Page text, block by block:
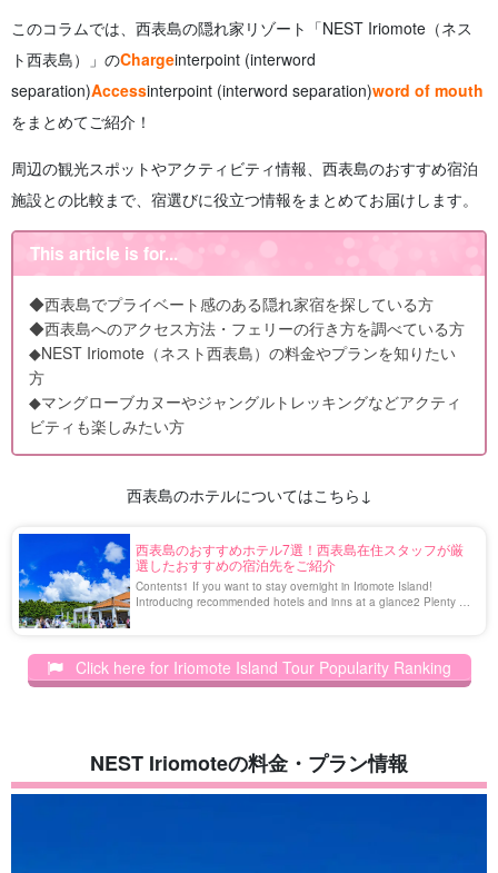
9summary
このコラムでは、西表島の隠れ家リゾート「NEST Iriomote（ネス
ト西表島）」のChargeinterpoint (interword
separation)Accessinterpoint (interword separation)word of mouth
をまとめてご紹介！
周辺の観光スポットやアクティビティ情報、西表島のおすすめ宿泊
施設との比較まで、宿選びに役立つ情報をまとめてお届けします。
This article is for...
◆西表島でプライベート感のある隠れ家宿を探している方
◆西表島へのアクセス方法・フェリーの行き方を調べている方
◆NEST Iriomote（ネスト西表島）の料金やプランを知りたい
方
◆マングローブカヌーやジャングルトレッキングなどアクティ
ビティも楽しみたい方
西表島のホテルについてはこちら↓
西表島のおすすめホテル7選！西表島在住スタッフが厳
選したおすすめの宿泊先をご紹介
Contents1 If you want to stay overnight in Iriomote Island!
Introducing recommended hotels and inns at a glance2 Plenty of
3 [...]
Click here for Iriomote Island Tour Popularity Ranking
NEST Iriomoteの料金・プラン情報